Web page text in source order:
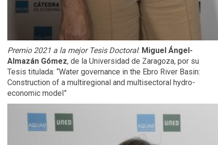
Premio 2021 a la mejor Tesis Doctoral: Miguel Ángel-
Almazán Gómez, de la Universidad de Zaragoza, por su
Tesis titulada: “Water governance in the Ebro River Basin:
Construction of a multiregional and multisectoral hydro-
economic model”